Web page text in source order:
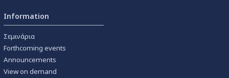
Information
Σεμινάρια
Forthcoming events
Announcements
View on demand